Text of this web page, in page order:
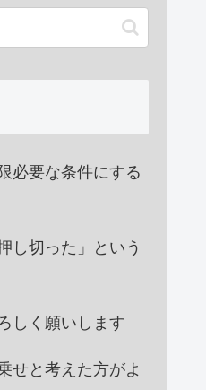
必要な条件にする
し切った」という
しく願いします
せと考えた方がよ